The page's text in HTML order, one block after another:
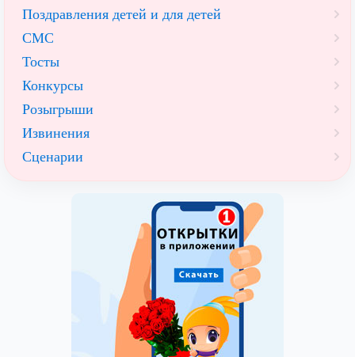
Поздравления детей и для детей
СМС
Тосты
Конкурсы
Розыгрыши
Извинения
Сценарии